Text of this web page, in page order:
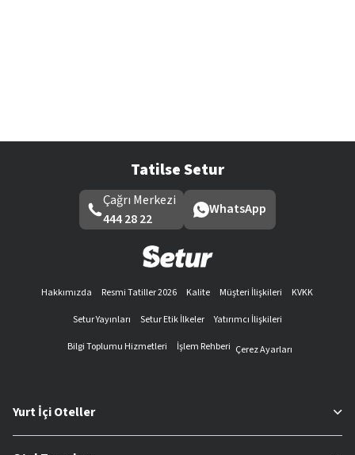
Tatilse Setur
Çağrı Merkezi
444 28 22
WhatsApp
Hakkımızda Resmi Tatiller 2026 Kalite Müşteri İlişkileri
KVKK
Setur Yayınları
Setur Etik İlkeler
Yatırımcı İlişkileri
Bilgi Toplumu Hizmetleri
İşlem Rehberi Çerez Ayarları
Yurt İçi Oteller